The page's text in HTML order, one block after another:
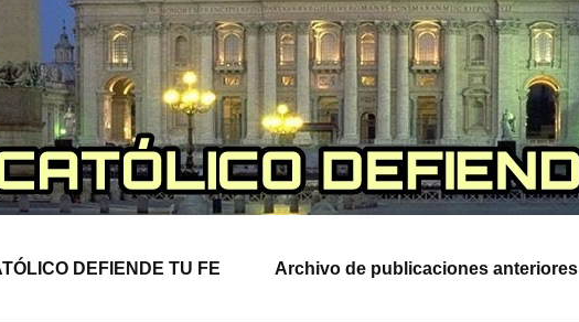
DEFIENDE TU FE Archivo de publicaciones anteriores